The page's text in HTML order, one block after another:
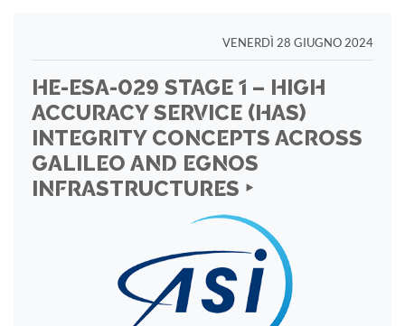
VENERDÌ 28 GIUGNO 2024
HE-ESA-029 STAGE 1 – HIGH
ACCURACY SERVICE (HAS)
INTEGRITY CONCEPTS ACROSS
GALILEO AND EGNOS
INFRASTRUCTURES ‣